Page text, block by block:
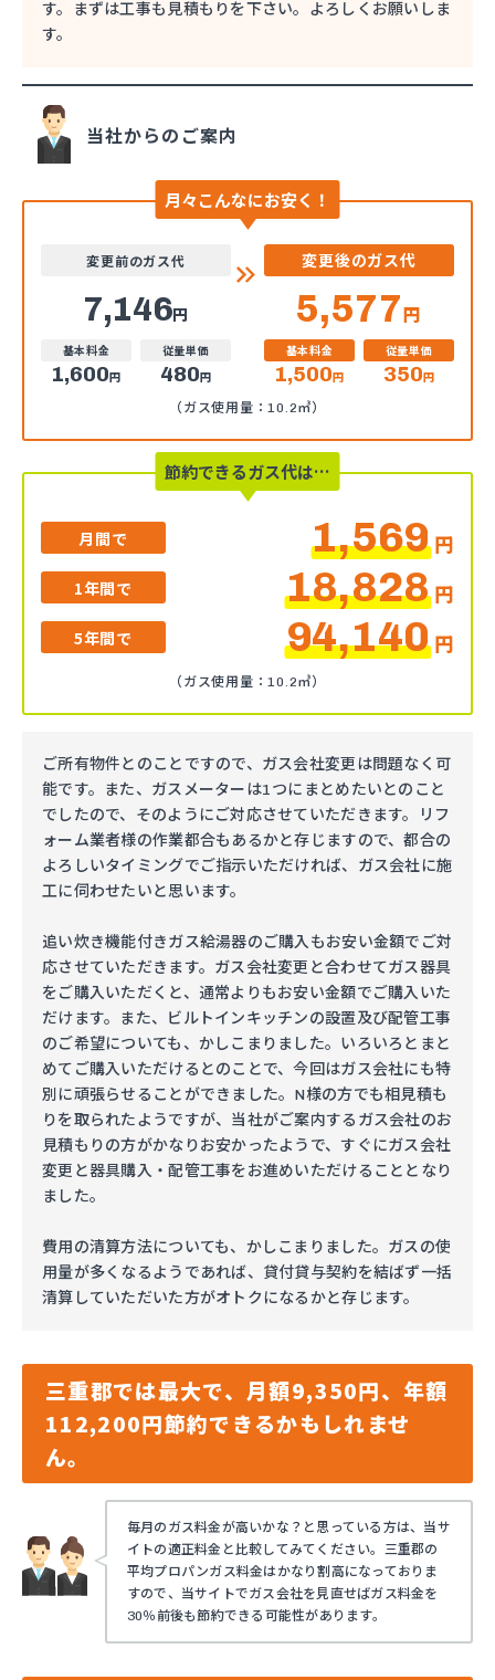
す。まずは工事も見積もりを下さい。よろしくお願いしま
す。
当社からのご案内
月々こんなにお安く！
変更前のガス代
7,146円
変更後のガス代
5,577円
基本料金
1,600円
従量単価
480円
基本料金
1,500円
従量単価
350円
（ガス使用量：10.2㎥）
節約できるガス代は…
月間で 1,569円
1年間で 18,828円
5年間で 94,140円
（ガス使用量：10.2㎥）
ご所有物件とのことですので、ガス会社変更は問題なく可
能です。また、ガスメーターは1つにまとめたいとのこと
でしたので、そのようにご対応させていただきます。リフ
ォーム業者様の作業都合もあるかと存じますので、都合の
よろしいタイミングでご指示いただければ、ガス会社に施
工に伺わせたいと思います。
追い炊き機能付きガス給湯器のご購入もお安い金額でご対
応させていただきます。ガス会社変更と合わせてガス器具
をご購入いただくと、通常よりもお安い金額でご購入いた
だけます。また、ビルトインキッチンの設置及び配管工事
のご希望についても、かしこまりました。いろいろとまと
めてご購入いただけるとのことで、今回はガス会社にも特
別に頑張らせることができました。N様の方でも相見積も
りを取られたようですが、当社がご案内するガス会社のお
見積もりの方がかなりお安かったようで、すぐにガス会社
変更と器具購入・配管工事をお進めいただけることとなり
ました。
費用の清算方法についても、かしこまりました。ガスの使
用量が多くなるようであれば、貸付貸与契約を結ばず一括
清算していただいた方がオトクになるかと存じます。
三重郡では最大で、月額9,350円、年額
112,200円節約できるかもしれませ
ん。
毎月のガス料金が高いかな？と思っている方は、当サ
イトの適正料金と比較してみてください。三重郡の
平均プロパンガス料金はかなり割高になっておりま
すので、当サイトでガス会社を見直せばガス料金を
30％前後も節約できる可能性があります。